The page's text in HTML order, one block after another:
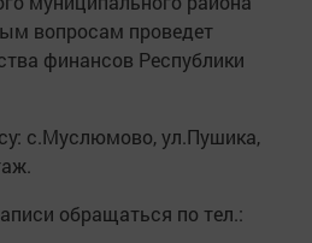
вопросам проведет
финансов Республики
с.Муслюмово, ул.Пушика,
обращаться по тел.: